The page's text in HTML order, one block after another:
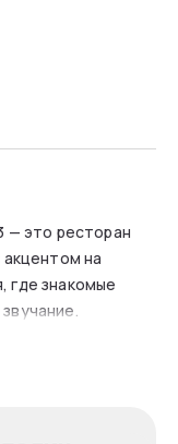
— это ресторан
на
где знакомые